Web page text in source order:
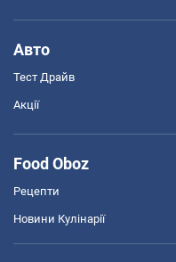
Авто
Тест Драйв
Акції
Food Oboz
Рецепти
Новини Кулінарії